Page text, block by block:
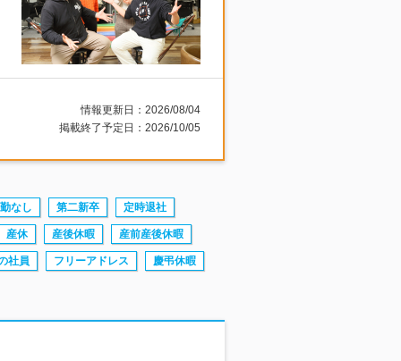
情報更新日：2026/08/04
掲載終了予定日：2026/10/05
なし 第二新卒 定時退社
産休 産後休暇 産前産後休暇
社員 フリーアドレス 慶弔休暇